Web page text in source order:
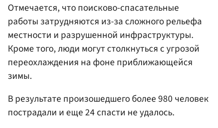
Отмечается, что поисково-спасательные
работы затрудняются из-за сложного рельефа
местности и разрушенной инфраструктуры.
Кроме того, люди могут столкнуться с угрозой
переохлаждения на фоне приближающейся
зимы.
В результате произошедшего более 980 человек
пострадали и еще 24 спасти не удалось.